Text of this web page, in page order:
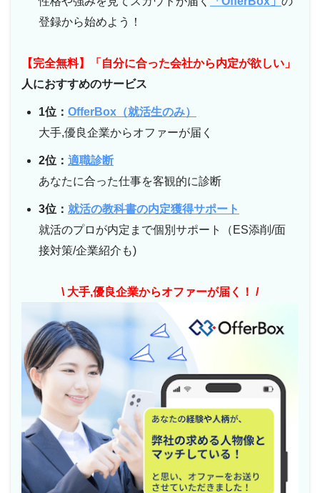
登録から始めよう！
【完全無料】「自分に合った会社から内定が欲しい」
人におすすめのサービス
1位： OfferBox（就活生のみ）
大手,優良企業からオファーが届く
2位： 適職診断
あなたに合った仕事を客観的に診断
3位： 就活の教科書の内定獲得サポート
就活のプロが内定まで個別サポート（ES添削/面
接対策/企業紹介も)
\ 大手,優良企業からオファーが届く！ /